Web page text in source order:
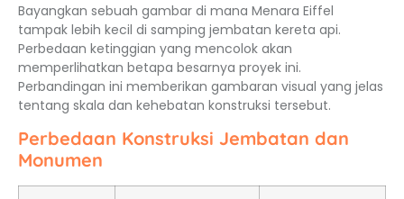
Bayangkan sebuah gambar di mana Menara Eiffel
tampak lebih kecil di samping jembatan kereta api.
Perbedaan ketinggian yang mencolok akan
memperlihatkan betapa besarnya proyek ini.
Perbandingan ini memberikan gambaran visual yang jelas
tentang skala dan kehebatan konstruksi tersebut.
Perbedaan Konstruksi Jembatan dan
Monumen